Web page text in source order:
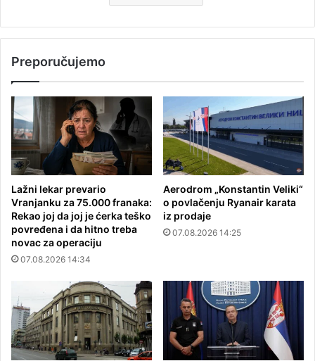
Preporučujemo
Lažni lekar prevario
Vranjanku za 75.000 franaka:
Rekao joj da joj je ćerka teško
povređena i da hitno treba
novac za operaciju
07.08.2026 14:34
Aerodrom „Konstantin Veliki“
o povlačenju Ryanair karata
iz prodaje
07.08.2026 14:25